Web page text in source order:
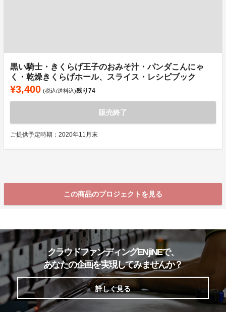
黒い騎士・きくらげ王子のおみそ汁・パンダこんにゃ
く・乾燥きくらげホール、スライス・レシピブック
¥3,400 (税込/送料込)残り74
販売終了
ご提供予定時期：2020年11月末
この商品のプロジェクトを見る
クラウドファンディングENjiNEで、
あなたの企画を実現してみませんか？
詳しく見る